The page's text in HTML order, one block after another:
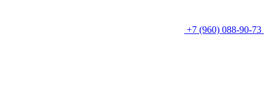
+7 (960) 088-90-73